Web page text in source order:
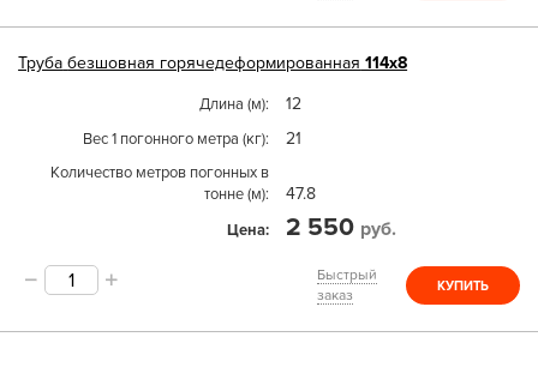
Труба безшовная горячедеформированная 114х8
Длина (м) 12
Вес 1 погонного метра (кг) 21
Количество метров погонных в
тонне (м)
47.8
Цена 2 550 руб.
Быстрый
заказ
КУПИТЬ